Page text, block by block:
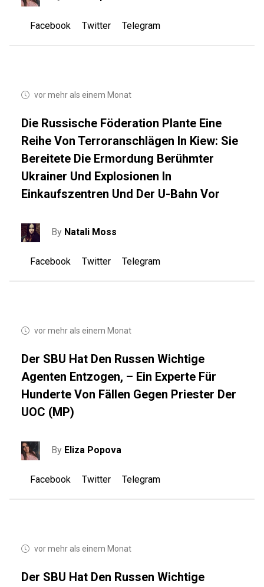
Facebook Twitter Telegram
vor mehr als einem Monat
Die Russische Föderation Plante Eine
Reihe Von Terroranschlägen In Kiew: Sie
Bereitete Die Ermordung Berühmter
Ukrainer Und Explosionen In
Einkaufszentren Und Der U-Bahn Vor
By Natali Moss
Facebook Twitter Telegram
vor mehr als einem Monat
Der SBU Hat Den Russen Wichtige
Agenten Entzogen, – Ein Experte Für
Hunderte Von Fällen Gegen Priester Der
UOC (MP)
By Eliza Popova
Facebook Twitter Telegram
vor mehr als einem Monat
Der SBU Hat Den Russen Wichtige